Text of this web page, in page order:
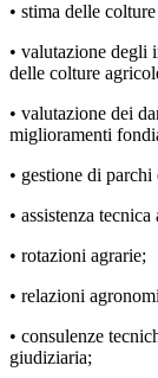
• stima delle
• valutazione degli
delle colture
• valutazione dei
miglioramenti
• gestione di
• assistenza
• rotazioni agrarie;
• relazioni
• consulenze
giudiziaria;